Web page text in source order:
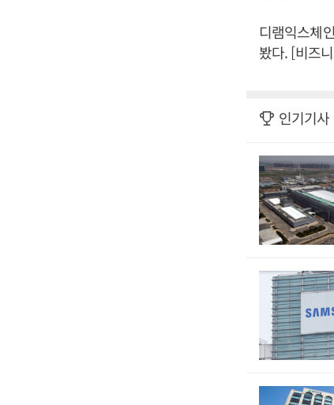
디램익스체
봤다. [비즈
인기기사